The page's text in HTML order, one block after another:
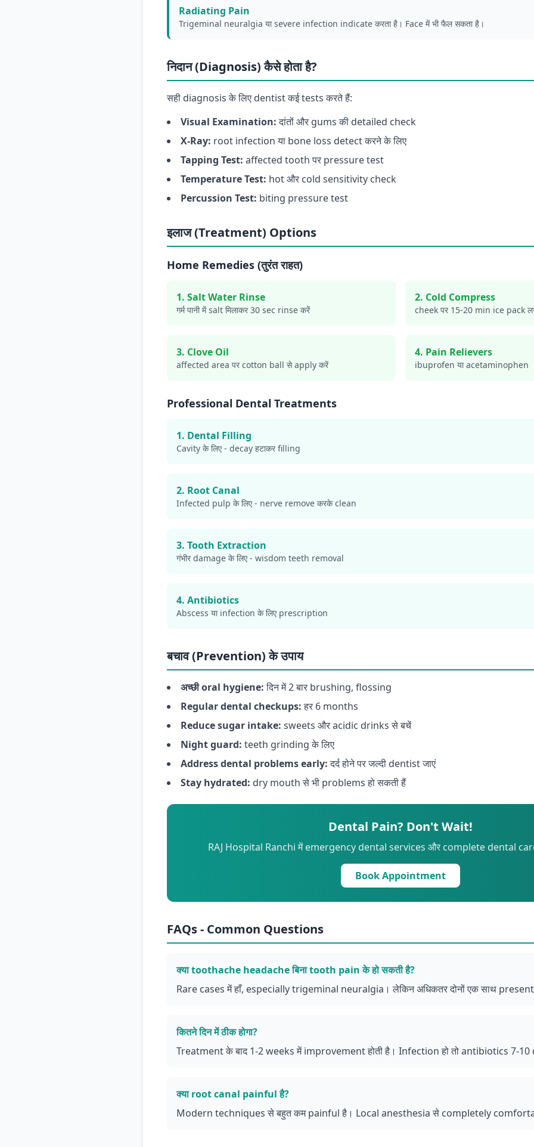
Radiating Pain
Trigeminal neuralgia या severe infection indicate करता है। Face में भी फैल सकता है।
निदान (Diagnosis) कैसे होता है?
सही diagnosis के लिए dentist कई tests करते हैं:
Visual Examination:दांतों और gums की detailed check
X-Ray: root infection या bone loss detect करने के लिए
Tapping Test: affected tooth पर pressure test
Temperature Test: hot और cold sensitivity check
Percussion Test: biting pressure test
इलाज (Treatment) Options
Home Remedies (तुरंत राहत)
1. Salt Water Rinse
गर्म पानी में salt मिलाकर 30 sec rinse करें
2. Cold Compress
cheek पर 15-20 min ice pack
3. Clove Oil
affected area पर cotton ball से apply करें
4. Pain Relievers
ibuprofen या acetaminophen
Professional Dental Treatments
1. Dental Filling
Cavity के लिए - decay हटाकर filling
2. Root Canal
Infected pulp के लिए - nerve remove करके clean
3. Tooth Extraction
गंभीर damage के लिए - wisdom teeth removal
4. Antibiotics
Abscess या infection के लिए prescription
बचाव (Prevention) के उपाय
अच्छी oral hygiene:दिन में 2 बार brushing, flossing
Regular dental checkups:हर 6 months
Reduce sugar intake: sweets और acidic drinks से बचें
Night guard: teeth grinding के लिए
Address dental problems early:दर्द होने पर जल्दी dentist जाएं
Stay hydrated: dry mouth से भी problems हो सकती हैं
Dental Pain? Don't Wait!
RAJ Hospital Ranchi में emergency dental services और complete dental
Book Appointment
FAQs - Common Questions
क्या toothache headache बिना tooth pain के हो सकती है?
Rare cases में हाँ, especially trigeminal neuralgia। लेकिन अधिकतर दोनों एक साथ present
कितने दिन में ठीक होगा?
Treatment के बाद 1-2 weeks में improvement होती है। Infection हो तो antibiotics 7-10
क्या root canal painful है?
Modern techniques से बहुत कम painful है। Local anesthesia से completely